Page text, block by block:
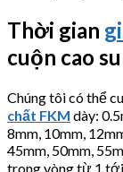
Thời gian
cuộn cao
Chúng tôi có thể
chất FKM dày:
8mm, 10mm,
45mm, 50mm,
trong vòng từ 1